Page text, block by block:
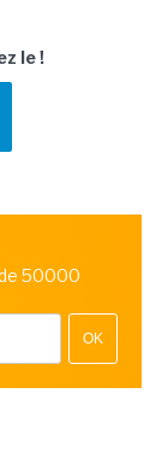
le !
50000
OK